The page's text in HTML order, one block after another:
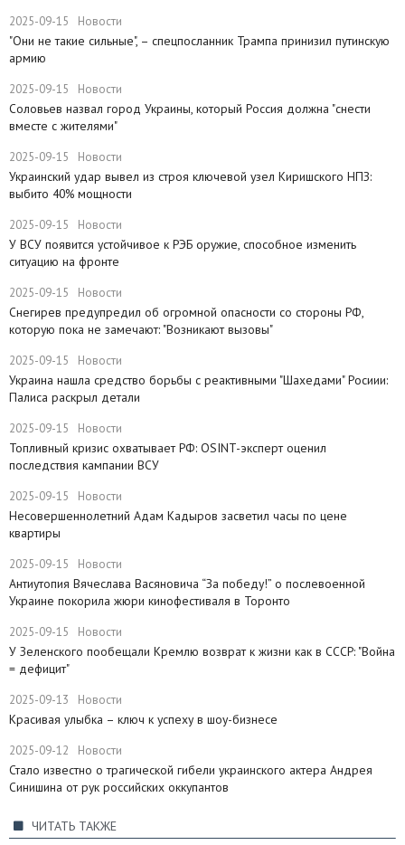
2025-09-15 Новости
"Они не такие сильные", – спецпосланник Трампа принизил путинскую
армию
2025-09-15 Новости
Соловьев назвал город Украины, который Россия должна "снести
вместе с жителями"
2025-09-15 Новости
​Украинский удар вывел из строя ключевой узел Киришского НПЗ:
выбито 40% мощности
2025-09-15 Новости
У ВСУ появится устойчивое к РЭБ оружие, способное изменить
ситуацию на фронте
2025-09-15 Новости
Снегирев предупредил об огромной опасности со стороны РФ,
которую пока не замечают: "Возникают вызовы"
2025-09-15 Новости
​Украина нашла средство борьбы с реактивными "Шахедами" Росиии:
Палиса раскрыл детали
2025-09-15 Новости
​Топливный кризис охватывает РФ: OSINT-эксперт оценил
последствия кампании ВСУ
2025-09-15 Новости
Несовершеннолетний Адам Кадыров засветил часы по цене
квартиры
2025-09-15 Новости
Антиутопия Вячеслава Васяновича “За победу!” о послевоенной
Украине покорила жюри кинофестиваля в Торонто
2025-09-15 Новости
​У Зеленского пообещали Кремлю возврат к жизни как в СССР: "Война
= дефицит"
2025-09-13 Новости
Красивая улыбка – ключ к успеху в шоу-бизнесе
2025-09-12 Новости
Стало известно о трагической гибели украинского актера Андрея
Синишина от рук российских оккупантов
ЧИТАТЬ ТАКЖЕ